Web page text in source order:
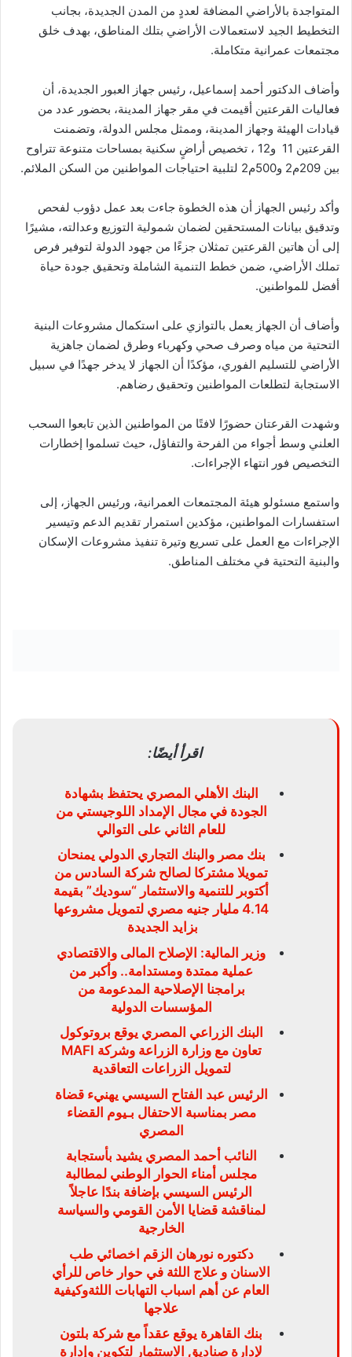
المتواجدة بالأراضي المضافة لعددٍ من المدن الجديدة، بجانب
التخطيط الجيد لاستعمالات الأراضي بتلك المناطق، بهدف خلق
مجتمعات عمرانية متكاملة.
وأضاف الدكتور أحمد إسماعيل، رئيس جهاز العبور الجديدة، أن
فعاليات القرعتين أقيمت في مقر جهاز المدينة، بحضور عدد من
قيادات الهيئة وجهاز المدينة، وممثل مجلس الدولة، وتضمنت
القرعتين 11 و12 ، تخصيص أراضٍ سكنية بمساحات متنوعة تتراوح
بين 209م2 و500م2 لتلبية احتياجات المواطنين من السكن الملائم.
وأكد رئيس الجهاز أن هذه الخطوة جاءت بعد عمل دؤوب لفحص
وتدقيق بيانات المستحقين لضمان شمولية التوزيع وعدالته، مشيرًا
إلى أن هاتين القرعتين تمثلان جزءًا من جهود الدولة لتوفير فرص
تملك الأراضي، ضمن خطط التنمية الشاملة وتحقيق جودة حياة
أفضل للمواطنين.
وأضاف أن الجهاز يعمل بالتوازي على استكمال مشروعات البنية
التحتية من مياه وصرف صحي وكهرباء وطرق لضمان جاهزية
الأراضي للتسليم الفوري، مؤكدًا أن الجهاز لا يدخر جهدًا في سبيل
الاستجابة لتطلعات المواطنين وتحقيق رضاهم.
وشهدت القرعتان حضورًا لافتًا من المواطنين الذين تابعوا السحب
العلني وسط أجواء من الفرحة والتفاؤل، حيث تسلموا إخطارات
التخصيص فور انتهاء الإجراءات.
واستمع مسئولو هيئة المجتمعات العمرانية، ورئيس الجهاز، إلى
استفسارات المواطنين، مؤكدين استمرار تقديم الدعم وتيسير
الإجراءات مع العمل على تسريع وتيرة تنفيذ مشروعات الإسكان
والبنية التحتية في مختلف المناطق.
اقرأ أيضًا:
البنك الأهلي المصري يحتفظ بشهادة
الجودة في مجال الإمداد اللوجيستي من
للعام الثاني على التوالي
بنك مصر والبنك التجاري الدولي يمنحان
تمويلا مشتركا لصالح شركة السادس من
أكتوبر للتنمية والاستثمار “سوديك” بقيمة
4.14 مليار جنيه مصري لتمويل مشروعها
بزايد الجديدة
وزير المالية: الإصلاح المالى والاقتصادي
عملية ممتدة ومستدامة.. وأكبر من
برامجنا الإصلاحية المدعومة من
المؤسسات الدولية
البنك الزراعي المصري يوقع بروتوكول
تعاون مع وزارة الزراعة وشركة MAFI
لتمويل الزراعات التعاقدية
الرئيس عبد الفتاح السيسي يهنيء قضاة
مصر بمناسبة الاحتفال بـيوم القضاء
المصري
النائب أحمد المصري يشيد بأستجابة
مجلس أمناء الحوار الوطني لمطالبة
الرئيس السيسي بإضافة بندًا عاجلاً
لمناقشة قضايا الأمن القومي والسياسة
الخارجية
دكتوره نورهان الزقم اخصائي طب
الاسنان و علاج اللثة في حوار خاص للرأي
العام عن أهم اسباب التهابات اللثةوكيفية
علاجها
بنك القاهرة يوقع عقداً مع شركة بلتون
لإدارة صناديق الاستثمار لتكوين وإدارة